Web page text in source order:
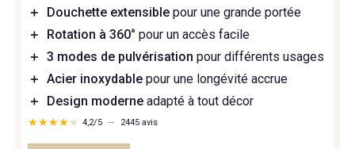
＋ Douchette extensible pour une grande portée
＋
Rotation à 360° pour un accès facile
＋ 3 modes de pulvérisation pour différents usages
＋ Acier inoxydable pour une longévité accrue
＋
Design moderne adapté à tout décor
★★★★★
★★★★★ 4,2/5 — 2445 avis